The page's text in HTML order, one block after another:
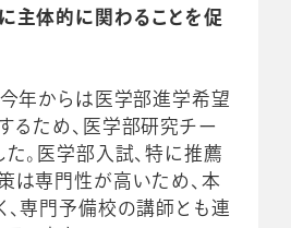
主体的に関わることを促
今年からは医学部進学希望
るため、医学部研究チー
た。医学部入試、特に推薦
は専門性が高いため、本
、専門予備校の講師とも連